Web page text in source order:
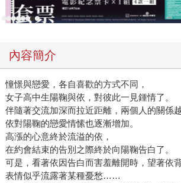
內容簡介
憧憬與戀愛，各自喜歡的方式不同，
女子高中生陽鞠與依，對彼此一見鍾情了。
伴隨著交流加深而拉近距離，兩個人的關係
依對陽鞠的戀愛情愫也逐漸增加。
高漲的心意終於流溢的依，
在約會結束的告別之際終於向陽鞠告白了。
可是，看著依因告白而害羞離開時，望著依
表情似乎流露著某種憂愁……